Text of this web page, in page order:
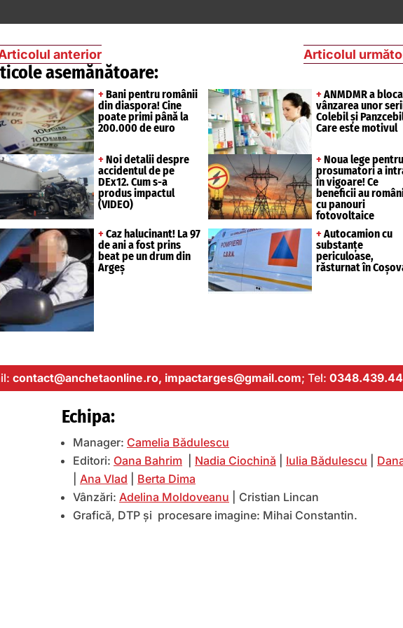
anterior Articolul
asemănătoare:
+ Bani pentru românii
din diaspora! Cine
poate primi până la
200.000 de euro
+ ANMDMR a
vânzarea unor
Colebil și
Care este motivul
+ Noi detalii despre
accidentul de pe
DEx12. Cum s-a
produs impactul
(VIDEO)
+ Noua lege pentru
prosumatori a
în vigoare! Ce
beneficii au
cu panouri
fotovoltaice
+ Caz halucinant! La 97
de ani a fost prins
beat pe un drum din
Argeș
+ Autocamion cu
substanțe
periculoase,
răsturnat în
contact@anchetaonline.ro, impactarges@gmail.com; Tel:
Echipa:
Manager: Camelia Bădulescu
Editori: Oana Bahrim Nadia Ciochină Iulia Bădulescu
Ana Vlad
Berta Dima
Vânzări: Adelina Moldoveanu | Cristian Lincan
Grafică, DTP și procesare imagine: Mihai Constantin.